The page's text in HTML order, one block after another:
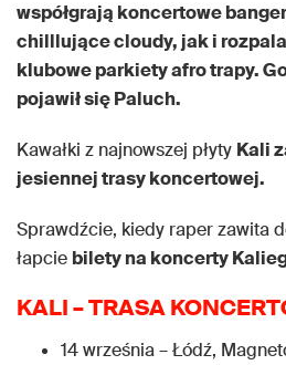
współgrają koncertowe
chilllujące cloudy, jak i
klubowe parkiety afro trapy.
pojawił się Paluch.
Kawałki z najnowszej płyty Kali
jesiennej trasy koncertowej.
Sprawdźcie, kiedy raper zawita
łapcie bilety na koncerty
KALI – TRASA
14 września – Łódź,